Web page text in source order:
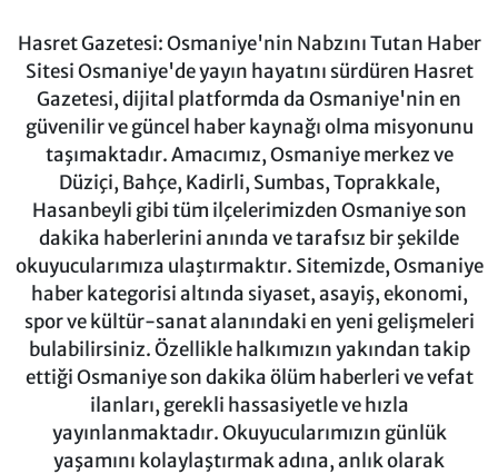
Hasret Gazetesi: Osmaniye'nin Nabzını Tutan Haber
Sitesi Osmaniye'de yayın hayatını sürdüren Hasret
Gazetesi, dijital platformda da Osmaniye'nin en
güvenilir ve güncel haber kaynağı olma misyonunu
taşımaktadır. Amacımız, Osmaniye merkez ve
Düziçi, Bahçe, Kadirli, Sumbas, Toprakkale,
Hasanbeyli gibi tüm ilçelerimizden Osmaniye son
dakika haberlerini anında ve tarafsız bir şekilde
okuyucularımıza ulaştırmaktır. Sitemizde, Osmaniye
haber kategorisi altında siyaset, asayiş, ekonomi,
spor ve kültür-sanat alanındaki en yeni gelişmeleri
bulabilirsiniz. Özellikle halkımızın yakından takip
ettiği Osmaniye son dakika ölüm haberleri ve vefat
ilanları, gerekli hassasiyetle ve hızla
yayınlanmaktadır. Okuyucularımızın günlük
yaşamını kolaylaştırmak adına, anlık olarak